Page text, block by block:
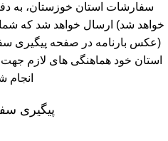
سفارشات استان خوزستان، به
خواهد شد) ارسال خواهد شد که شما
(عکس بارنامه در صفحه پیگیری
استان خود هماهنگی های لازم
انجام
پیگیری